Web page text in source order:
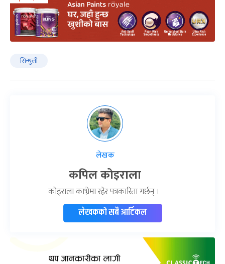
सिन्धुली
लेखक
कपिल कोइराला
कोइराला काभ्रेमा रहेर पत्रकारिता गर्छन् ।
लेखकको सबै आर्टिकल